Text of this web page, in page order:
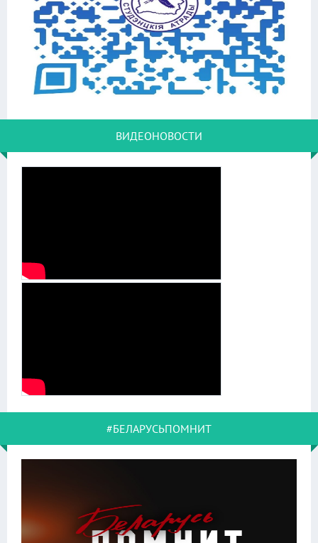
ВИДЕОНОВОСТИ
#БЕЛАРУСЬПОМНИТ